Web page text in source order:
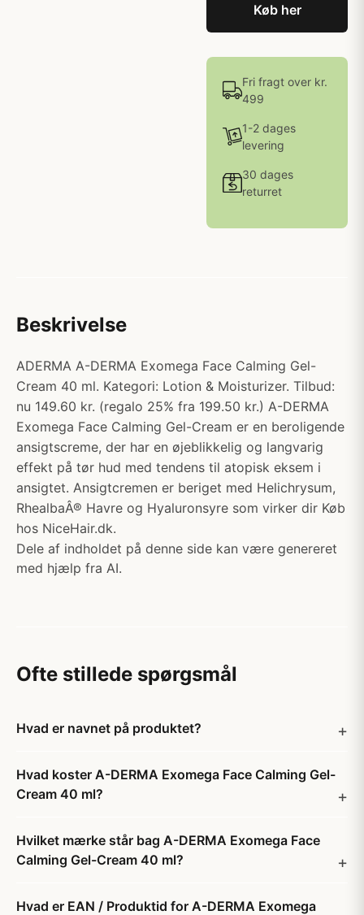
Køb her
Fri fragt over kr.
499
1-2 dages
levering
30 dages
returret
Beskrivelse
ADERMA A-DERMA Exomega Face Calming Gel-
Cream 40 ml. Kategori: Lotion & Moisturizer. Tilbud:
nu 149.60 kr. (regalo 25% fra 199.50 kr.) A-DERMA
Exomega Face Calming Gel-Cream er en beroligende
ansigtscreme, der har en øjeblikkelig og langvarig
effekt på tør hud med tendens til atopisk eksem i
ansigtet. Ansigtcremen er beriget med Helichrysum,
RhealbaÂ® Havre og Hyaluronsyre som virker dir Køb
hos NiceHair.dk.
Dele af indholdet på denne side kan være genereret
med hjælp fra AI.
Ofte stillede spørgsmål
Hvad er navnet på produktet?
Hvad koster A-DERMA Exomega Face Calming Gel-
Cream 40 ml?
Hvilket mærke står bag A-DERMA Exomega Face
Calming Gel-Cream 40 ml?
Hvad er EAN / Produktid for A-DERMA Exomega